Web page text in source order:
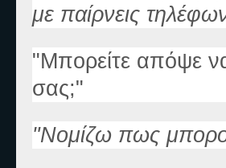
με παίρνεις
"Μπορείτε απόψε
σας;"
"Νομίζω πως